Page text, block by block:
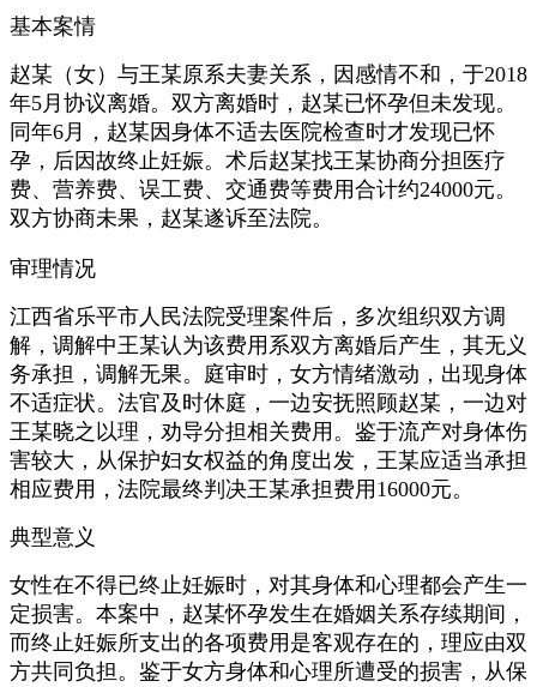
基本案情
赵某（女）与王某原系夫妻关系，因感情不和，于2018
年5月协议离婚。双方离婚时，赵某已怀孕但未发现。
同年6月，赵某因身体不适去医院检查时才发现已怀
孕，后因故终止妊娠。术后赵某找王某协商分担医疗
费、营养费、误工费、交通费等费用合计约24000元。
双方协商未果，赵某遂诉至法院。
审理情况
江西省乐平市人民法院受理案件后，多次组织双方调
解，调解中王某认为该费用系双方离婚后产生，其无义
务承担，调解无果。庭审时，女方情绪激动，出现身体
不适症状。法官及时休庭，一边安抚照顾赵某，一边对
王某晓之以理，劝导分担相关费用。鉴于流产对身体伤
害较大，从保护妇女权益的角度出发，王某应适当承担
相应费用，法院最终判决王某承担费用16000元。
典型意义
女性在不得已终止妊娠时，对其身体和心理都会产生一
定损害。本案中，赵某怀孕发生在婚姻关系存续期间，
而终止妊娠所支出的各项费用是客观存在的，理应由双
方共同负担。鉴于女方身体和心理所遭受的损害，从保